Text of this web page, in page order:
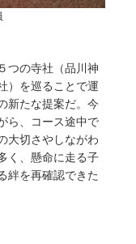
つの寺社（品川神
）を巡ることで運
新たな提案だ。今
ら、コース途中で
大切さやしながわ
く、懸命に走る子
絆を再確認できた